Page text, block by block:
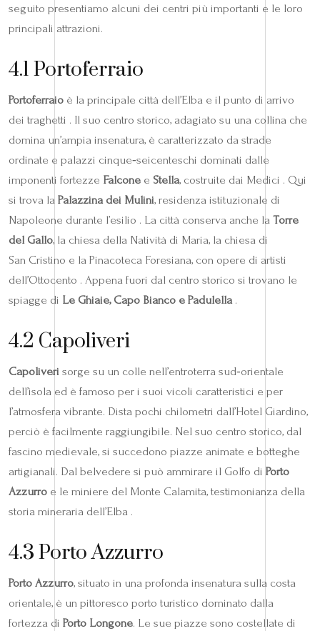
seguito presentiamo alcuni dei centri più importanti e le loro
principali attrazioni.
4.1 Portoferraio
Portoferraio è la principale città dell’Elba e il punto di arrivo
dei traghetti . Il suo centro storico, adagiato su una collina che
domina un’ampia insenatura, è caratterizzato da strade
ordinate e palazzi cinque‑seicenteschi dominati dalle
imponenti fortezze Falcone e Stella, costruite dai Medici . Qui
si trova la Palazzina dei Mulini, residenza istituzionale di
Napoleone durante l’esilio . La città conserva anche la Torre
del Gallo, la chiesa della Natività di Maria, la chiesa di
San Cristino e la Pinacoteca Foresiana, con opere di artisti
dell’Ottocento . Appena fuori dal centro storico si trovano le
spiagge di Le Ghiaie, Capo Bianco e Padulella.
4.2 Capoliveri
Capoliveri sorge su un colle nell’entroterra sud‑orientale
dell’isola ed è famoso per i suoi vicoli caratteristici e per
l’atmosfera vibrante. Dista pochi chilometri dall’Hotel Giardino,
perciò è facilmente raggiungibile. Nel suo centro storico, dal
fascino medievale, si succedono piazze animate e botteghe
artigianali. Dal belvedere si può ammirare il Golfo di Porto
Azzurro e le miniere del Monte Calamita, testimonianza della
storia mineraria dell’Elba .
4.3 Porto Azzurro
Porto Azzurro, situato in una profonda insenatura sulla costa
orientale, è un pittoresco porto turistico dominato dalla
fortezza di Porto Longone. Le sue piazze sono costellate di